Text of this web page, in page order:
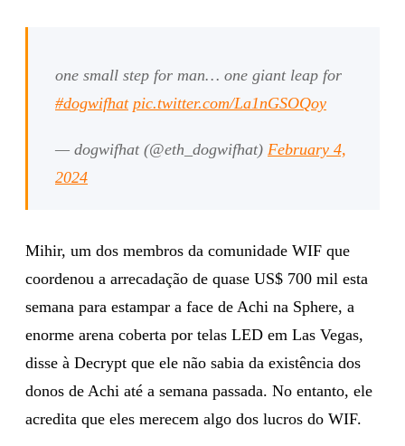
one small step for man… one giant leap for
#dogwifhat pic.twitter.com/La1nGSOQoy
— dogwifhat (@eth_dogwifhat) February 4,
2024
Mihir, um dos membros da comunidade WIF que
coordenou a arrecadação de quase US$ 700 mil esta
semana para estampar a face de Achi na Sphere, a
enorme arena coberta por telas LED em Las Vegas,
disse à Decrypt que ele não sabia da existência dos
donos de Achi até a semana passada. No entanto, ele
acredita que eles merecem algo dos lucros do WIF.